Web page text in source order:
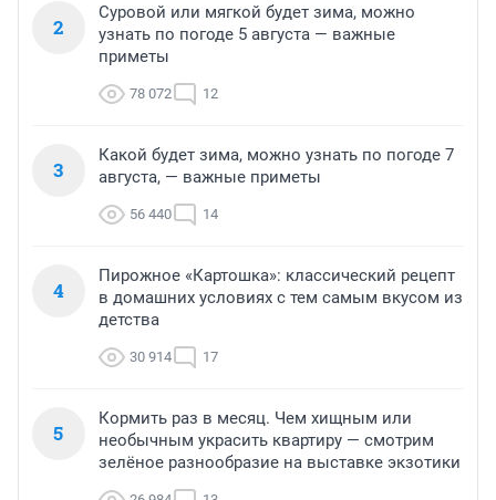
2
Суровой или мягкой будет зима, можно
узнать по погоде 5 августа — важные
приметы
78 072 12
3
Какой будет зима, можно узнать по погоде 7
августа, — важные приметы
56 440 14
4
Пирожное «Картошка»: классический рецепт
в домашних условиях с тем самым вкусом из
детства
30 914 17
5
Кормить раз в месяц. Чем хищным или
необычным украсить квартиру — смотрим
зелёное разнообразие на выставке экзотики